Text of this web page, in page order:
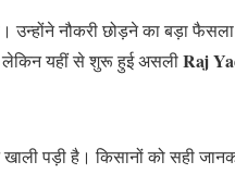
उन्होंने नौकरी छोड़ने का बड़ा
लेकिन यहीं से शुरू हुई असलीRaj
खाली पड़ी है। किसानों को सही